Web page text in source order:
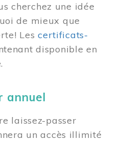
cherchez une idée
de mieux que
Lescertificats-
disponible en
annuel
laissez-passer
un accès illimité